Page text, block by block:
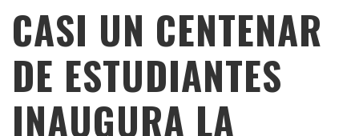
CASI UN CENTENAR
DE ESTUDIANTES
INAUGURA LA